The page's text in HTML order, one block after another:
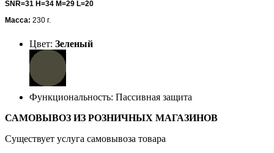
SNR=31 H=34 M=29 L=20
Масса: 230 г.
Цвет: Зеленый
Функциональность: Пассивная защита
САМОВЫВОЗ ИЗ РОЗНИЧНЫХ МАГАЗИНОВ
Существует услуга самовывоза товара